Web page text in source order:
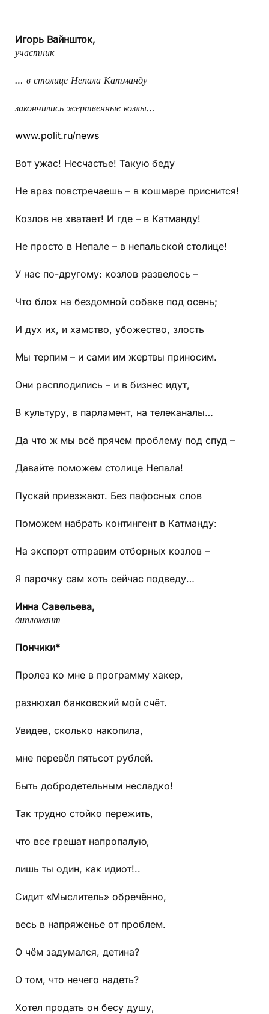
Игорь Вайншток,
участник
… в столице Непала Катманду
закончились жертвенные козлы…
www.polit.ru/news
Вот ужас! Несчастье! Такую беду
Не враз повстречаешь – в кошмаре приснится!
Козлов не хватает! И где – в Катманду!
Не просто в Непале – в непальской столице!
У нас по-другому: козлов развелось –
Что блох на бездомной собаке под осень;
И дух их, и хамство, убожество, злость
Мы терпим – и сами им жертвы приносим.
Они расплодились – и в бизнес идут,
В культуру, в парламент, на телеканалы…
Да что ж мы всё прячем проблему под спуд –
Давайте поможем столице Непала!
Пускай приезжают. Без пафосных слов
Поможем набрать контингент в Катманду:
На экспорт отправим отборных козлов –
Я парочку сам хоть сейчас подведу…
Инна Савельева,
дипломант
Пончики*
Пролез ко мне в программу хакер,
разнюхал банковский мой счёт.
Увидев, сколько накопила,
мне перевёл пятьсот рублей.
Быть добродетельным несладко!
Так трудно стойко пережить,
что все грешат напропалую,
лишь ты один, как идиот!..
Сидит «Мыслитель» обречённо,
весь в напряженье от проблем.
О чём задумался, детина?
О том, что нечего надеть?
Хотел продать он бесу душу,